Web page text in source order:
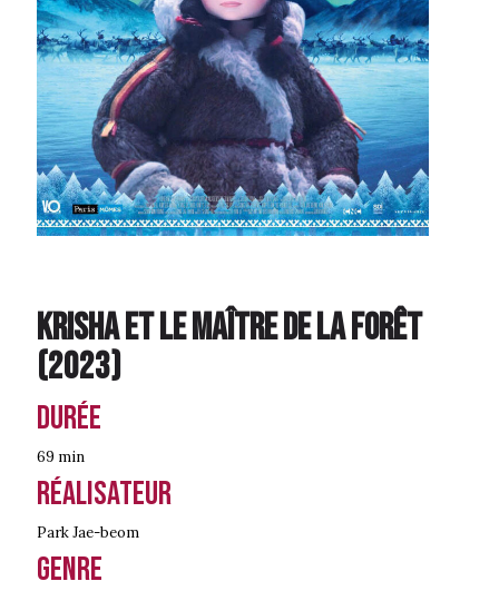
Krisha et le Maître de la forêt
(2023)
Durée
69 min
Réalisateur
Park Jae-beom
Genre